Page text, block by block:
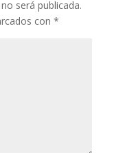
será publicada.
con *